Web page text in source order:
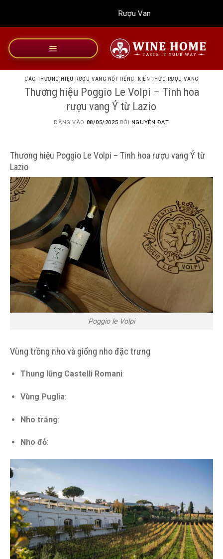
dung
Rượu Vang Wine Home
CÁC THƯƠNG HIỆU RƯỢU VANG NỔI TIẾNG , KIẾN THỨC RƯỢU VANG
Thương hiệu Poggio Le Volpi – Tinh hoa
rượu vang Ý từ Lazio
ĐĂNG VÀO 08/05/2025 BỞI NGUYỄN ĐẠT
Thương hiệu Poggio Le Volpi – Tinh hoa rượu vang Ý từ
Lazio
Poggio le Volpi
Vùng trồng nho và giống nho đặc trưng
Thung lũng Castelli Romani:
Vùng Puglia:
Nho trắng:
Nho đỏ: